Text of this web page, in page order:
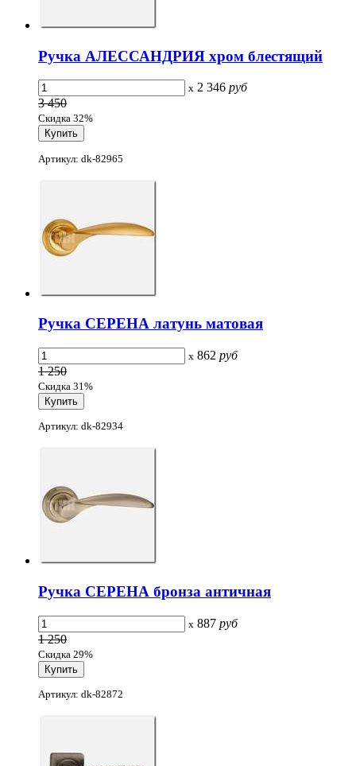
Ручка АЛЕССАНДРИЯ хром блестящий
x 2 346 руб
3 450
Скидка 32%
Артикул: dk-82965
Ручка СЕРЕНА латунь матовая
x 862 руб
1 250
Скидка 31%
Артикул: dk-82934
Ручка СЕРЕНА бронза античная
x 887 руб
1 250
Скидка 29%
Артикул: dk-82872